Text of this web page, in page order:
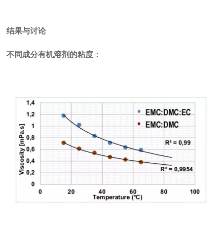
结果与讨论
不同成分有机溶剂的粘度：